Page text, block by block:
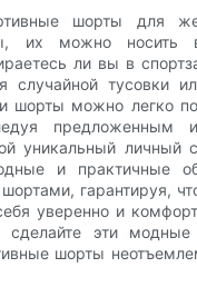
шорты для
их можно
ли вы в
случайной тусовки
шорты можно легко
предложенным
уникальный личный
и практичные
гарантируя,
уверенно и
сделайте эти модные
шорты